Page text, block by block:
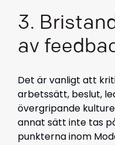
3.
av
Det är vanligt att
arbetssätt, beslut,
övergripande
annat sätt inte tas
punkterna inom